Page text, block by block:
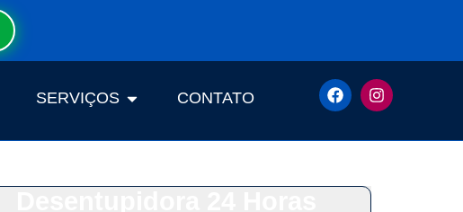
SERVIÇOS CONTATO